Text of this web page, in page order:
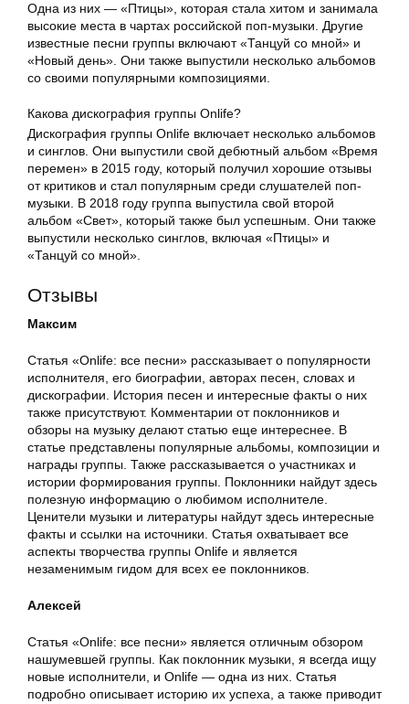
Одна из них — «Птицы», которая стала хитом и занимала
высокие места в чартах российской поп-музыки. Другие
известные песни группы включают «Танцуй со мной» и
«Новый день». Они также выпустили несколько альбомов
со своими популярными композициями.
Какова дискография группы Onlife?
Дискография группы Onlife включает несколько альбомов
и синглов. Они выпустили свой дебютный альбом «Время
перемен» в 2015 году, который получил хорошие отзывы
от критиков и стал популярным среди слушателей поп-
музыки. В 2018 году группа выпустила свой второй
альбом «Свет», который также был успешным. Они также
выпустили несколько синглов, включая «Птицы» и
«Танцуй со мной».
Отзывы
Максим
Статья «Onlife: все песни» рассказывает о популярности
исполнителя, его биографии, авторах песен, словах и
дискографии. История песен и интересные факты о них
также присутствуют. Комментарии от поклонников и
обзоры на музыку делают статью еще интереснее. В
статье представлены популярные альбомы, композиции и
награды группы. Также рассказывается о участниках и
истории формирования группы. Поклонники найдут здесь
полезную информацию о любимом исполнителе.
Ценители музыки и литературы найдут здесь интересные
факты и ссылки на источники. Статья охватывает все
аспекты творчества группы Onlife и является
незаменимым гидом для всех ее поклонников.
Алексей
Статья «Onlife: все песни» является отличным обзором
нашумевшей группы. Как поклонник музыки, я всегда ищу
новые исполнители, и Onlife — одна из них. Статья
подробно описывает историю их успеха, а также приводит